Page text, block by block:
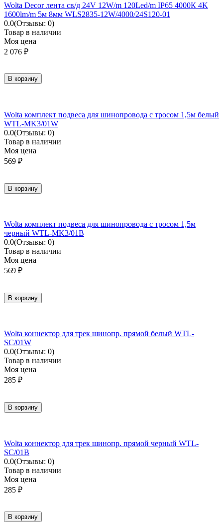
Wolta Decor лента св/д 24V 12W/m 120Led/m IP65 4000К 4K
1600lm/m 5м 8мм WLS2835-12W/4000/24S120-01
0.0(Отзывы: 0)
Товар в наличии
Моя цена
2 076 ₽
В корзину
Wolta комплект подвеса для шинопровода с тросом 1,5м белый
WTL-MK3/01W
0.0(Отзывы: 0)
Товар в наличии
Моя цена
569 ₽
В корзину
Wolta комплект подвеса для шинопровода с тросом 1,5м
черный WTL-MK3/01B
0.0(Отзывы: 0)
Товар в наличии
Моя цена
569 ₽
В корзину
Wolta коннектор для трек шинопр. прямой белый WTL-
SC/01W
0.0(Отзывы: 0)
Товар в наличии
Моя цена
285 ₽
В корзину
Wolta коннектор для трек шинопр. прямой черный WTL-
SC/01B
0.0(Отзывы: 0)
Товар в наличии
Моя цена
285 ₽
В корзину